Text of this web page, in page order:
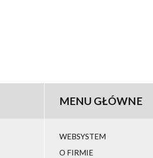
MENU GŁÓWNE
WEBSYSTEM
O FIRMIE